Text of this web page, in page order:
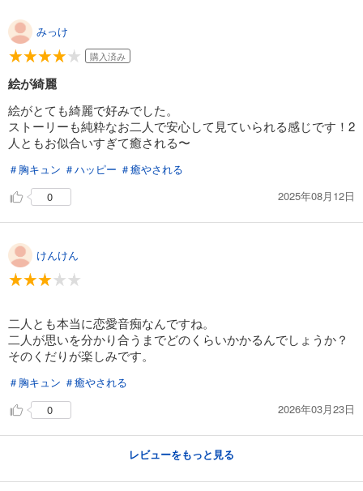
みっけ
購入済み
絵が綺麗
絵がとても綺麗で好みでした。
ストーリーも純粋なお二人で安心して見ていられる感じです！2
人ともお似合いすぎて癒される〜
＃胸キュン ＃ハッピー ＃癒やされる
0
2025年08月12日
けんけん
二人とも本当に恋愛音痴なんですね。
二人が思いを分かり合うまでどのくらいかかるんでしょうか？
そのくだりが楽しみです。
＃胸キュン ＃癒やされる
0
2026年03月23日
レビューをもっと見る